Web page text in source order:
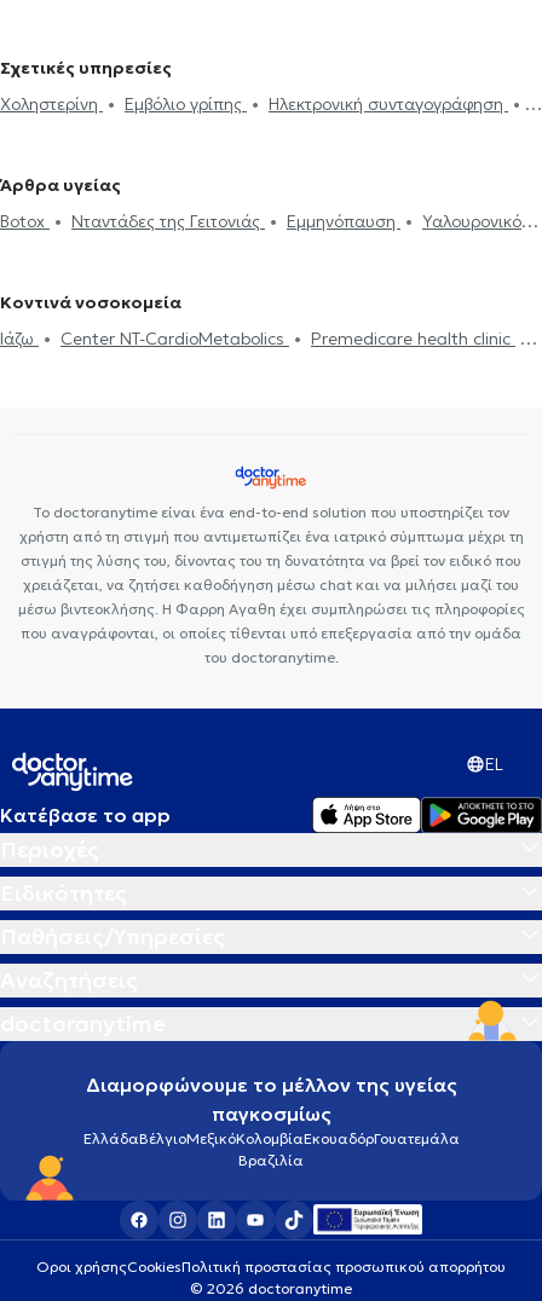
Γενικοί Γιατροί στα Ιλίσια
Γιατροί στις Αχαρνές
Γενικοί Γιατροί στη Νέα Σμύρνη
Γενικοί
Γιατροί στον Άλιμο
Γενικοί Γιατροί στην Πεύκη
Γενικοί Γιατροί
Σχετικές υπηρεσίες
Χοληστερίνη
Εμβόλιο γρίπης
Ηλεκτρονική συνταγογράφηση
Δίπλωμα Οδήγησης
Βελονισμός
HIV-AIDS Διαβήτης
Διακοπή Καπνίσματος
Άρθρα υγείας
Botox
Νταντάδες της Γειτονιάς Εμμηνόπαυση
Υαλουρονικό
Ψωρίαση
Κοντινά νοσοκομεία
Ιάζω
Center NT-CardioMetabolics
Premedicare health clinic
Το doctoranytime είναι ένα end-to-end solution που υποστηρίζει τον
χρήστη από τη στιγμή που αντιμετωπίζει ένα ιατρικό σύμπτωμα μέχρι τη
στιγμή της λύσης του, δίνοντας του τη δυνατότητα να βρεί τον ειδικό που
χρειάζεται, να ζητήσει καθοδήγηση μέσω chat και να μιλήσει μαζί του
μέσω βιντεοκλήσης. Η Φαρρη Αγαθη έχει συμπληρώσει τις πληροφορίες
που αναγράφονται, οι οποίες τίθενται υπό επεξεργασία από την ομάδα
του doctoranytime.
EL
Κατέβασε το app
Διαμορφώνουμε το μέλλον της υγείας
παγκοσμίως
ΕλλάδαΒέλγιοΜεξικόΚολομβίαΕκουαδόρΓουατεμάλα
Βραζιλία
Οροι χρήσηςCookiesΠολιτική προστασίας προσωπικού απορρήτου
© 2026 doctoranytime